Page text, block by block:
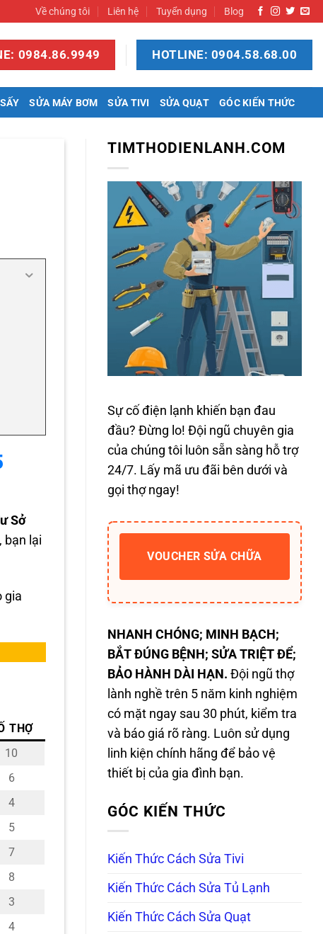
Về chúng tôi Liên hệ Tuyển dụng Blog
0984.86.9949 HOTLINE: 0904.58.68.00
SỬA MÁY BƠM SỬA TIVI SỬA QUẠT GÓC KIẾN THỨC
Sở
bạn lại
gia
THỢ
10
6
4
5
7
8
3
4
TIMTHODIENLANH.COM
Sự cố điện lạnh khiến bạn đau
đầu? Đừng lo! Đội ngũ chuyên gia
của chúng tôi luôn sẵn sàng hỗ trợ
24/7. Lấy mã ưu đãi bên dưới và
gọi thợ ngay!
VOUCHER SỬA CHỮA
NHANH CHÓNG; MINH BẠCH;
BẮT ĐÚNG BỆNH; SỬA TRIỆT ĐỂ;
BẢO HÀNH DÀI HẠN. Đội ngũ thợ
lành nghề trên 5 năm kinh nghiệm
có mặt ngay sau 30 phút, kiểm tra
và báo giá rõ ràng. Luôn sử dụng
linh kiện chính hãng để bảo vệ
thiết bị của gia đình bạn.
GÓC KIẾN THỨC
Kiến Thức Cách Sửa Tivi
Kiến Thức Cách Sửa Tủ Lạnh
Kiến Thức Cách Sửa Quạt